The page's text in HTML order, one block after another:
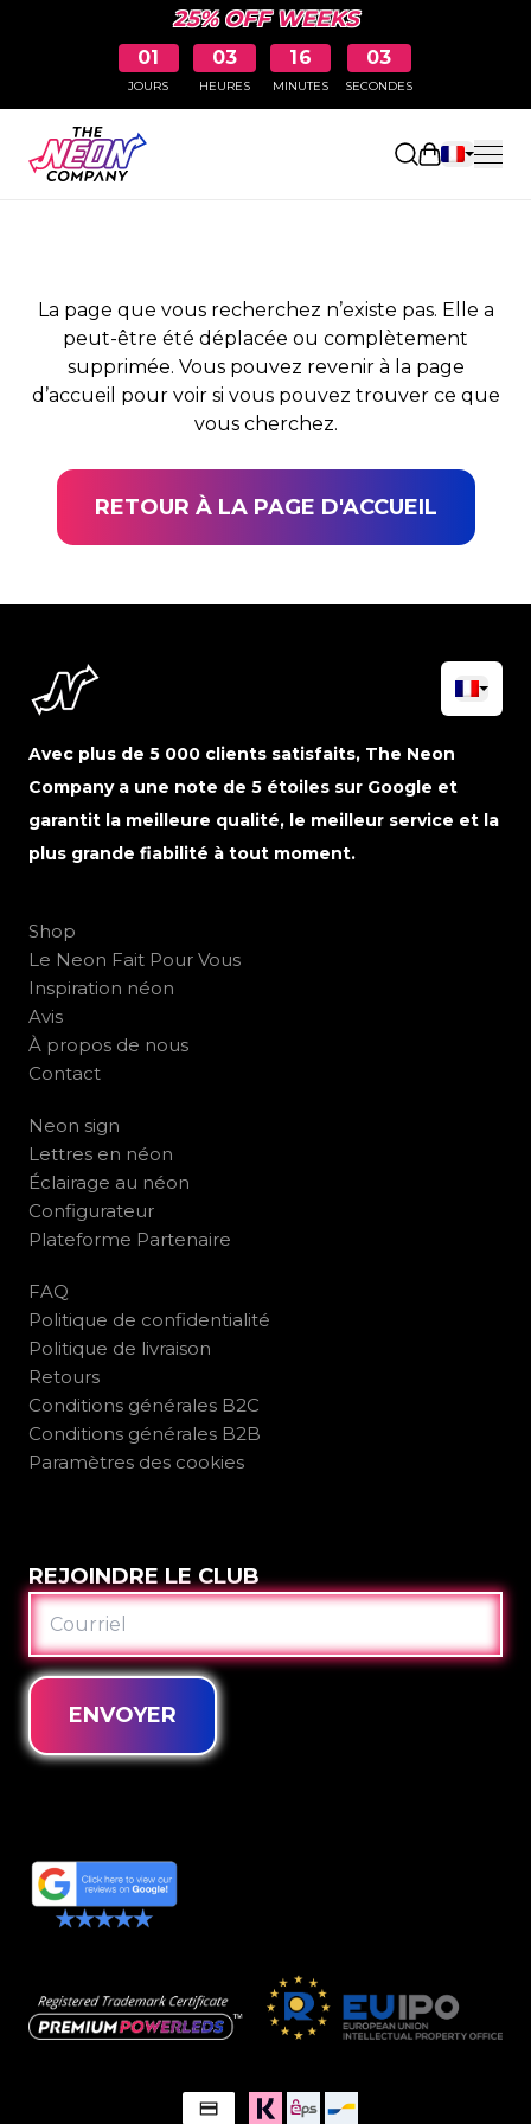
25% OFF WEEKS
01
JOURS
03
HEURES
16
MINUTES
02
SECONDES
Ouvrir le
PAGE NON TROUVÉE
La page que vous recherchez n’existe pas. Elle a
peut-être été déplacée ou complètement
supprimée. Vous pouvez revenir à la page
d’accueil pour voir si vous pouvez trouver ce que
vous cherchez.
RETOUR À LA PAGE D'ACCUEIL
Avec plus de 5 000 clients satisfaits, The Neon
Company a une note de 5 étoiles sur Google et
garantit la meilleure qualité, le meilleur service et la
plus grande fiabilité à tout moment.
Shop
Le Neon Fait Pour Vous
Inspiration néon
Avis
À propos de nous
Contact
Neon sign
Lettres en néon
Éclairage au néon
Configurateur
Plateforme Partenaire
FAQ
Politique de confidentialité
Politique de livraison
Retours
Conditions générales B2C
Conditions générales B2B
Paramètres des cookies
REJOINDRE LE CLUB
COURRIEL
ENVOYER